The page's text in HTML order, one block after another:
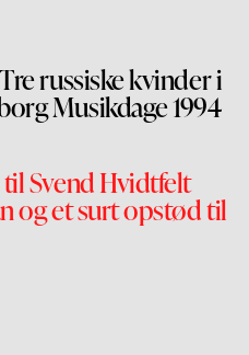
russiske kvinder i
Musikdage 1994
Svend Hvidtfelt
og et surt opstød til